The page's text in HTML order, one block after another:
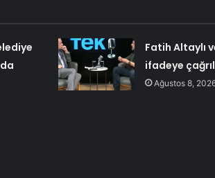
Fatih Altaylı
ifadeye
Ağustos 8,